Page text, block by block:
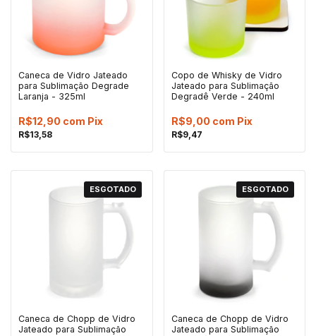
Caneca de Vidro Jateado
para Sublimação Degrade
Laranja - 325ml
R$13,58
R$12,90 com Pix
Copo de Whisky de Vidro
Jateado para Sublimação
Degradê Verde - 240ml
R$9,47
R$9,00 com Pix
ESGOTADO
Caneca de Chopp de Vidro
Jateado para Sublimação
ESGOTADO
Caneca de Chopp de Vidro
Jateado para Sublimação